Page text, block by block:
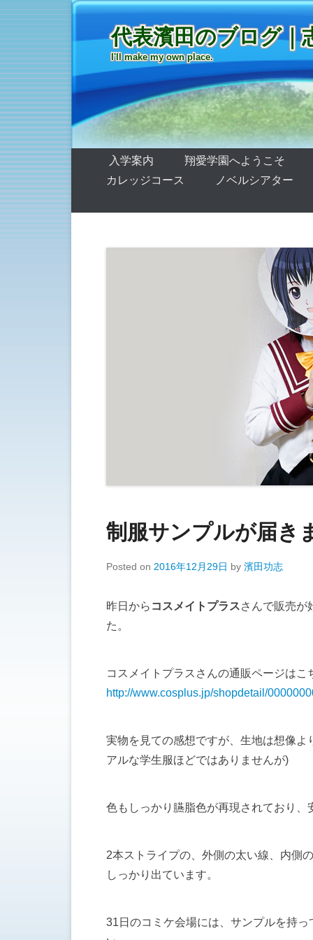
代表濱田のブログ｜
I'll make my own place.
第1メニュー
コンテンツへ移動
入学案内
翔愛学園へようこそ
カレッジコース
ノベルシアター
制服サンプルが届き
Posted on 2016年12月29日 by 濱田功志
昨日から コスメイトプラスさんで販売が
た。
コスメイトプラスさんの通販ページはこ
http://www.cosplus.jp/shopdetail/
実物を見ての感想ですが、生地は想像
アルな学生服ほどではありませんが)
色もしっかり臙脂色が再現されており
2本ストライプの、外側の太い線、内側
しっかり出ています。
31日のコミケ会場には、サンプルを持